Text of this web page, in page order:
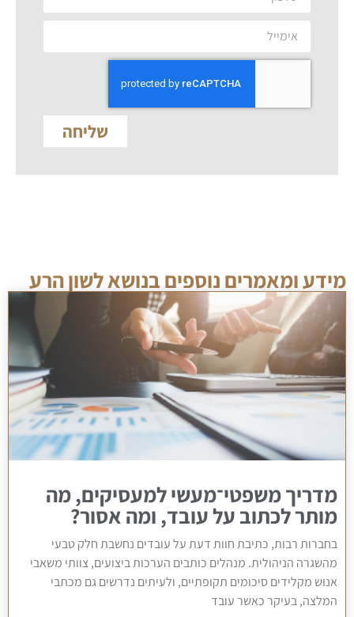
שליחה
מידע ומאמרים נוספים בנושא לשון הרע
מדריך משפטי־מעשי למעסיקים, מה
מותר לכתוב על עובד, ומה אסור?
בחברות רבות, כתיבת חוות דעת על עובדים נחשבת חלק טבעי
מהשגרה הניהולית. מנהלים כותבים הערכות ביצועים, צוותי משאבי
אנוש מקלידים סיכומים תקופתיים, ולעיתים נדרשים גם מכתבי
המלצה, בעיקר כאשר עובד